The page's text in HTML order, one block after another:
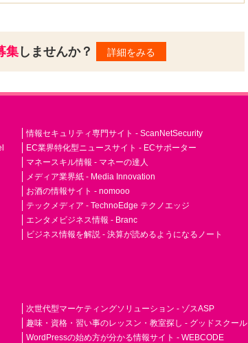
集しませんか？ 詳細をみる
情報セキュリティ専門サイト - ScanNetSecurity
EC業界特化型ニュースサイト - ECサポーター
マネースキル情報 - マネーの達人
メディア業界紙 - Media Innovation
お酒の情報サイト - nomooo
テックメディア - TechnoEdge テクノエッジ
エンタメビジネス情報 - Branc
ビジネス情報を解説 - 決算が読めるようになるノート
次世代型マーケティングソリューション - ゾスASP
趣味・資格・習い事のレッスン・教室探し - グッドスクール
WordPressの始め方が分かる情報サイト - WEBCODE